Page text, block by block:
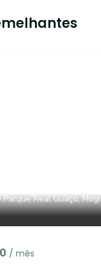
Real Guaçu, Mogi
/ mês